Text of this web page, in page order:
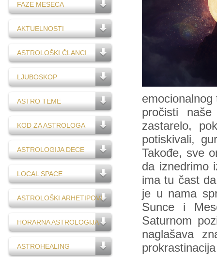
FAZE MESECA
AKTUELNOSTI
ASTROLOŠKI ČLANCI
LJUBOSKOP
ASTRO TEME
KOD ZA ASTROLOGA
ASTROLOGIJA DECE
LOCAL SPACE
ASTROLOŠKI ARHETIPOVI
HORARNA ASTROLOGIJA
ASTROHEALING
pročisti
zastarelo,
potiskivali,
Takođe, sve
da iznedrimo
ima tu čast
je u nama
Sunce i
Saturnom
naglašava